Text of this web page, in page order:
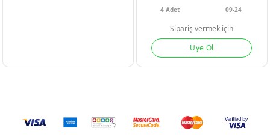
4Adet 09-24
Sipariş vermek için
Üye Ol